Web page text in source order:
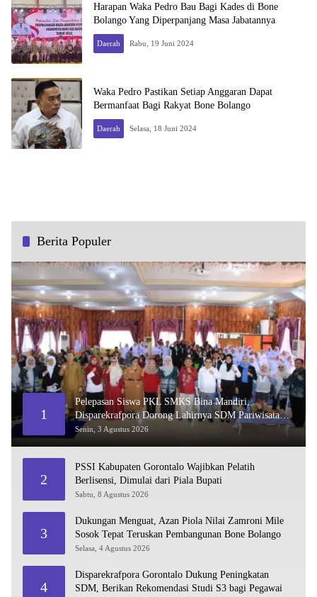
Harapan Waka Pedro Bau Bagi Kades di Bone
Bolango Yang Diperpanjang Masa Jabatannya
Daerah Rabu, 19 Juni 2024
Waka Pedro Pastikan Setiap Anggaran Dapat
Bermanfaat Bagi Rakyat Bone Bolango
Daerah Selasa, 18 Juni 2024
Berita Populer
1
Pelepasan Siswa PKL SMKS Bina Mandiri,
Disparekrafpora Dorong Lahirnya SDM Pariwisata
Unggul
Senin, 3 Agustus 2026
2
PSSI Kabupaten Gorontalo Wajibkan Pelatih
Berlisensi, Dimulai dari Piala Bupati
Sabtu, 8 Agustus 2026
3
Dukungan Menguat, Azan Piola Nilai Zamroni Mile
Sosok Tepat Teruskan Pembangunan Bone Bolango
Selasa, 4 Agustus 2026
4
Disparekrafpora Gorontalo Dukung Peningkatan
SDM, Berikan Rekomendasi Studi S3 bagi Pegawai